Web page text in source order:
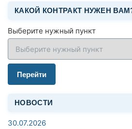
КАКОЙ КОНТРАКТ НУЖЕН
Выберите нужный пункт
Перейти
НОВОСТИ
30.07.2026